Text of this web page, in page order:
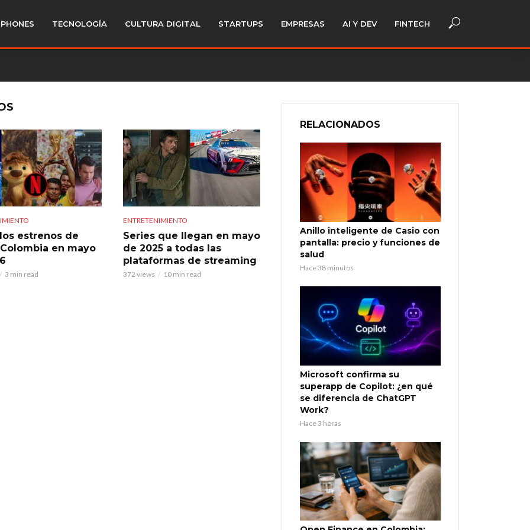
TECNOLOGÍA CULTURA DIGITAL STARTUPS EMPRESAS AI Y DEV FINTECH
estrenos de
en mayo
3 min read
ENTRETENIMIENTO
Series que llegan en mayo
de 2025 a todas las
plataformas de streaming
372 views 10 min read
RELACIONADOS
Anillo inteligente de Casio con
pantalla: precio y funciones de
salud
Hace 38 minutos
Microsoft confirma su
superapp de Copilot: ¿en qué
se diferencia de ChatGPT
Work?
Hace 3 horas